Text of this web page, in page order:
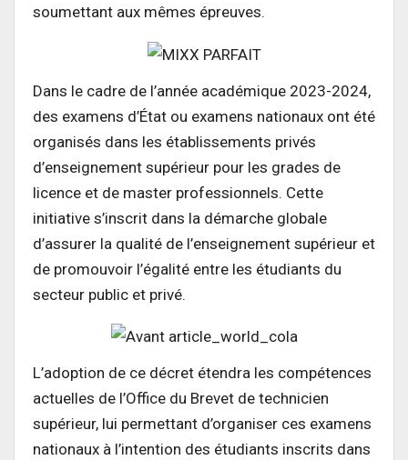
soumettant aux mêmes épreuves.
Dans le cadre de l’année académique 2023-2024,
des examens d’État ou examens nationaux ont été
organisés dans les établissements privés
d’enseignement supérieur pour les grades de
licence et de master professionnels. Cette
initiative s’inscrit dans la démarche globale
d’assurer la qualité de l’enseignement supérieur et
de promouvoir l’égalité entre les étudiants du
secteur public et privé.
L’adoption de ce décret étendra les compétences
actuelles de l’Office du Brevet de technicien
supérieur, lui permettant d’organiser ces examens
nationaux à l’intention des étudiants inscrits dans